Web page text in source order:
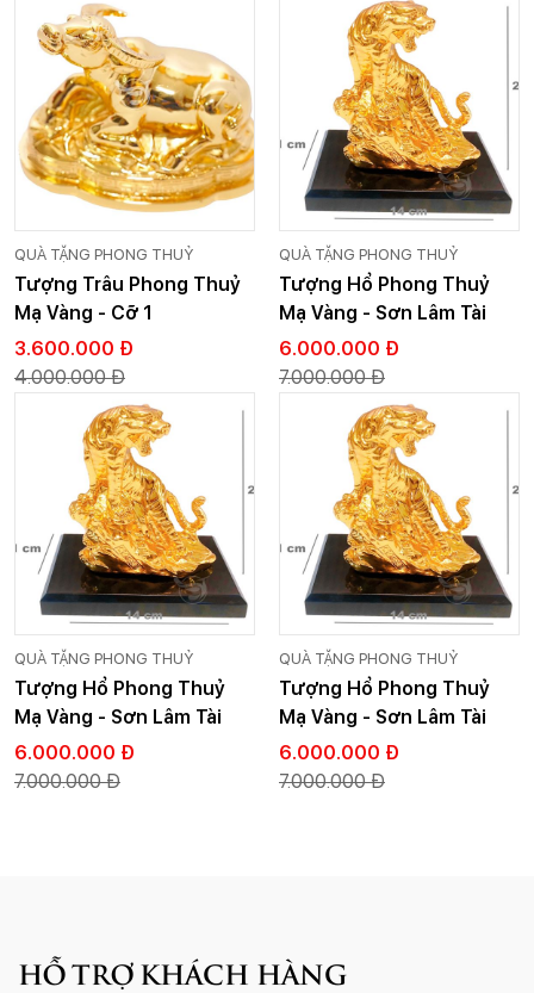
QUÀ TẶNG PHONG THUỶ
Tượng Trâu Phong Thuỷ
Mạ Vàng - Cỡ 1
3.600.000 Đ
4.000.000 Đ
QUÀ TẶNG PHONG THUỶ
Tượng Hổ Phong Thuỷ
Mạ Vàng - Sơn Lâm Tài
Lộc
6.000.000 Đ
7.000.000 Đ
QUÀ TẶNG PHONG THUỶ
Tượng Hổ Phong Thuỷ
Mạ Vàng - Sơn Lâm Tài
Lộc
6.000.000 Đ
7.000.000 Đ
QUÀ TẶNG PHONG THUỶ
Tượng Hổ Phong Thuỷ
Mạ Vàng - Sơn Lâm Tài
Lộc
6.000.000 Đ
7.000.000 Đ
HỖ TRỢ KHÁCH HÀNG